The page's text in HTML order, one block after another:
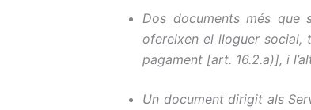
Dos documents més que
ofereixen el lloguer
pagament [art. 16.2.a)], i
Un document dirigit als